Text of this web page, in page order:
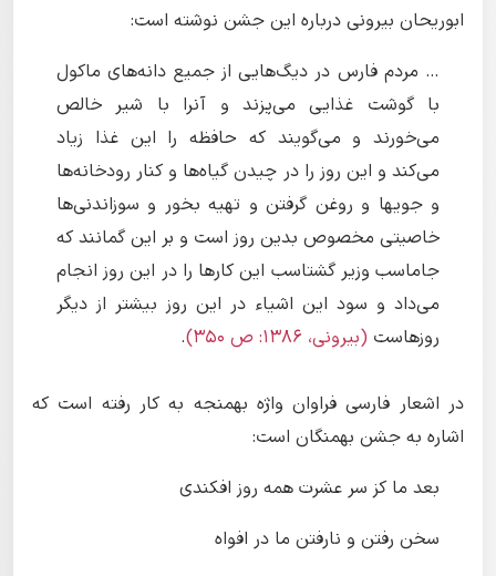
ابوریحان بیرونی درباره این جشن نوشته است:
… مردم فارس در دیگ‌هایى از جمیع دانه‌هاى ماکول
با گوشت غذایى مى‌پزند و آنرا با شیر خالص
مى‌خورند و مى‌گویند که حافظه را این غذا زیاد
مى‌کند و این روز را در چیدن گیاه‌ها و کنار رودخانه‌ها
و جویها و روغن گرفتن و تهیه بخور و سوزاندنی‌ها
خاصیتى مخصوص بدین روز است و بر این گمانند که
جاماسب وزیر گشتاسب این کارها را در این روز انجام
مى‌داد و سود این اشیاء در این روز بیشتر از دیگر
روزهاست (بیرونی، ١۳۸۶: ص ۳۵۰) .
در اشعار فارسی فراوان واژه بهمنجه به کار رفته است که
اشاره به جشن بهمنگان است:
بعد ما کز سر عشرت همه روز افکندی
سخن رفتن و نارفتن ما در افواه